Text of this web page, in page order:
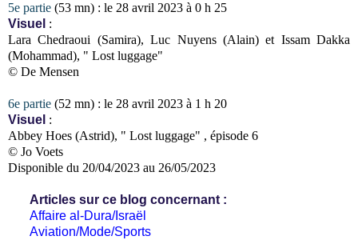
5e partie (53 mn) : le 28 avril 2023 à 0 h 25
Visuel :
Lara Chedraoui (Samira), Luc Nuyens (Alain) et Issam Dakka
(Mohammad), " Lost luggage"
© De Mensen
6e partie (52 mn) : le 28 avril 2023 à 1 h 20
Visuel :
Abbey Hoes (Astrid), " Lost luggage" , épisode 6
© Jo Voets
Disponible du 20/04/2023 au 26/05/2023
Articles sur ce blog concernant :
Affaire al-Dura/Israël
Aviation/Mode/Sports